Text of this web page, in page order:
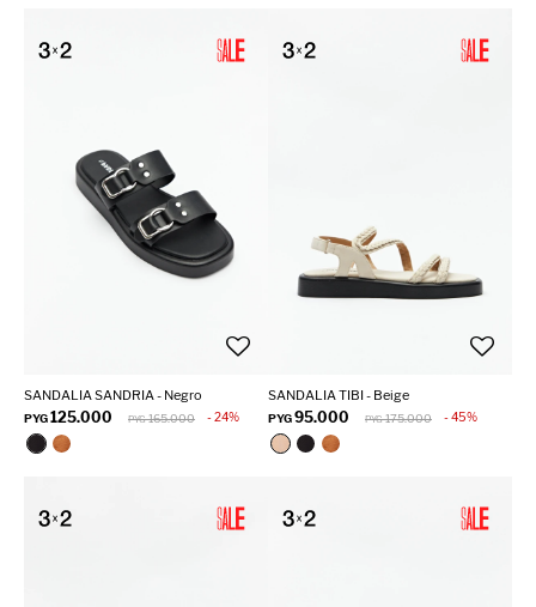
SANDALIA SANDRIA - Negro
PYG125.000 PYG 165.000 24
SANDALIA TIBI - Beige
PYG95.000 PYG 175.000 45